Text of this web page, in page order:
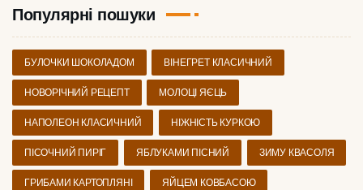
Популярні пошуки
БУЛОЧКИ ШОКОЛАДОМ ВІНЕГРЕТ КЛАСИЧНИЙ
НОВОРІЧНИЙ РЕЦЕПТ МОЛОЦІ ЯЄЦЬ
НАПОЛЕОН КЛАСИЧНИЙ НІЖНІСТЬ КУРКОЮ
ПІСОЧНИЙ ПИРІГ ЯБЛУКАМИ ПІСНИЙ ЗИМУ КВАСОЛЯ
ГРИБАМИ КАРТОПЛЯНІ ЯЙЦЕМ КОВБАСОЮ